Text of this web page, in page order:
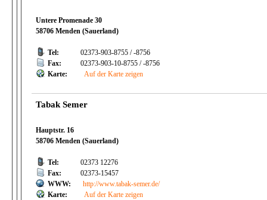
Untere Promenade 30
58706 Menden (Sauerland)
Tel:
02373-903-8755 / -8756
Fax:
02373-903-10-8755 / -8756
Karte:
Auf der Karte zeigen
Tabak Semer
Hauptstr. 16
58706 Menden (Sauerland)
Tel:
02373 12276
Fax:
02373-15457
WWW:
http://www.tabak-semer.de/
Karte:
Auf der Karte zeigen